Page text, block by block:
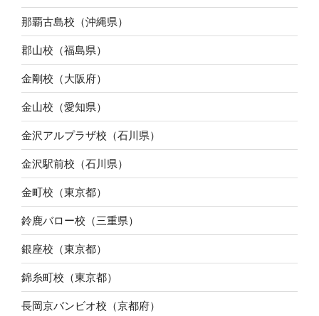
那覇古島校（沖縄県）
郡山校（福島県）
金剛校（大阪府）
金山校（愛知県）
金沢アルプラザ校（石川県）
金沢駅前校（石川県）
金町校（東京都）
鈴鹿バロー校（三重県）
銀座校（東京都）
錦糸町校（東京都）
長岡京バンビオ校（京都府）